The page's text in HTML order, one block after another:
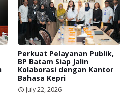
Perkuat Pelayanan Publik,
BP Batam Siap Jalin
Kolaborasi dengan Kantor
Bahasa Kepri
July 22, 2026